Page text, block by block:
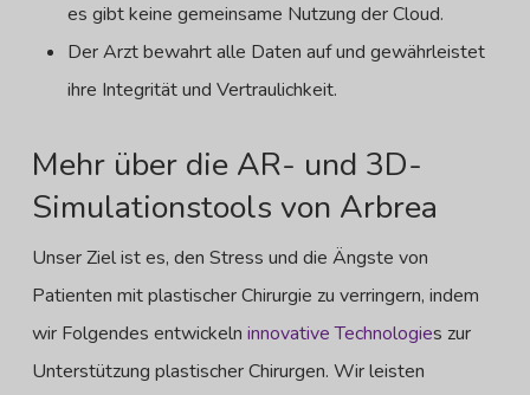
es gibt keine gemeinsame Nutzung der Cloud.
Der Arzt bewahrt alle Daten auf und gewährleistet
ihre Integrität und Vertraulichkeit.
Mehr über die AR- und 3D-
Simulationstools von Arbrea
Unser Ziel ist es, den Stress und die Ängste von
Patienten mit plastischer Chirurgie zu verringern, indem
wir Folgendes entwickeln innovative Technologies zur
Unterstützung plastischer Chirurgen. Wir leisten